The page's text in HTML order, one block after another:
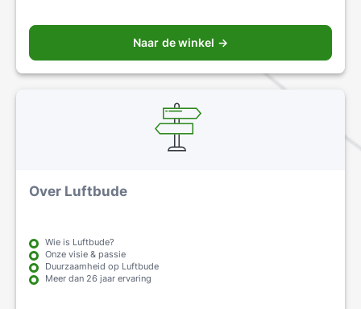
Naar de winkel →
Over Luftbude
Wie is Luftbude?
Onze visie & passie
Duurzaamheid op Luftbude
Meer dan 26 jaar ervaring